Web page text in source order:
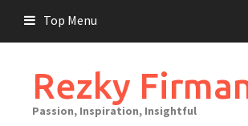
content
Top Menu
Rezky
Passion, Inspiration, Insightful